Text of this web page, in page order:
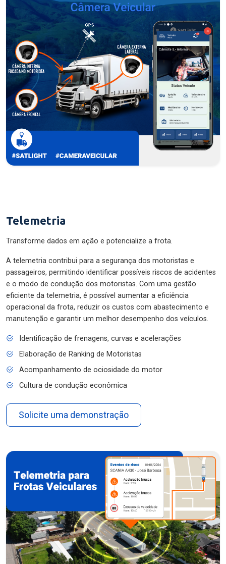
Telemetria
Transforme dados em ação e potencialize a frota.
A telemetria contribui para a segurança dos motoristas e
passageiros, permitindo identificar possíveis riscos de acidentes
e o modo de condução dos motoristas. Com uma gestão
eficiente da telemetria, é possível aumentar a eficiência
operacional da frota, reduzir os custos com abastecimento e
manutenção e garantir um melhor desempenho dos veículos.
Identificação de frenagens, curvas e acelerações
Elaboração de Ranking de Motoristas
Acompanhamento de ociosidade do motor
Cultura de condução econômica
Solicite uma demonstração